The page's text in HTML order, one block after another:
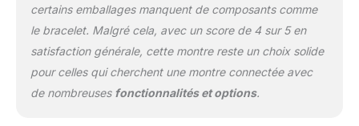
avec le câble de charge
fourni) et manuel
certains emballages manquent de composants comme
le bracelet. Malgré cela, avec un score de 4 sur 5 en
satisfaction générale, cette montre reste un choix solide
pour celles qui cherchent une montre connectée avec
de nombreuses fonctionnalités et options.